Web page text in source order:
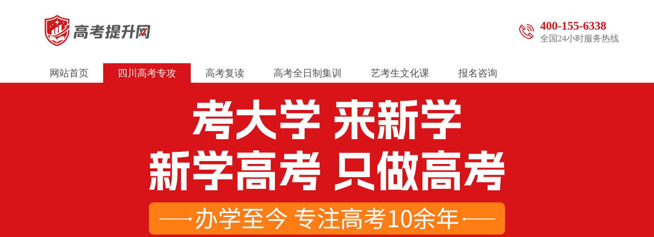
400-155-6338
全国24小时服务热线
网站首页 四川高考专攻 高考复读 高考全日制集训 艺考生文化课 报名咨询